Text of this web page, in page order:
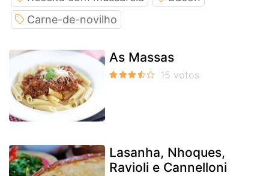
Carne-de-novilho
As Massas
Lasanha, Nhoques,
Ravioli e Cannelloni